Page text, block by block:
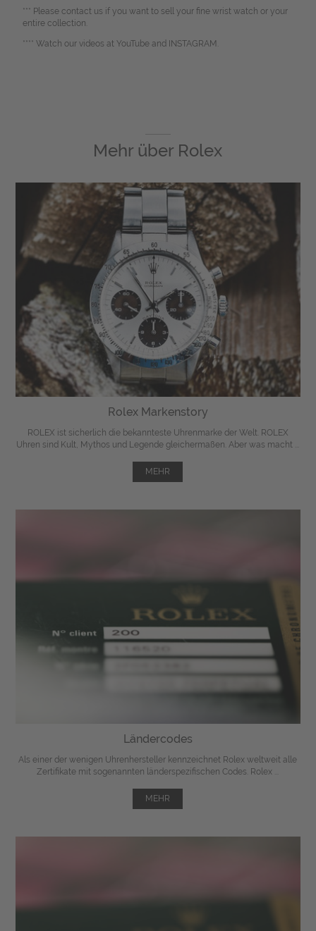
*** Please contact us if you want to sell your fine wrist watch or your
entire collection.
**** Watch our videos at YouTube and INSTAGRAM.
Mehr über Rolex
Rolex Markenstory
ROLEX ist sicherlich die bekannteste Uhrenmarke der Welt. ROLEX
Uhren sind Kult, Mythos und Legende gleichermaßen. Aber was macht ...
MEHR
Ländercodes
Als einer der wenigen Uhrenhersteller kennzeichnet Rolex weltweit alle
Zertifikate mit sogenannten länderspezifischen Codes. Rolex ...
MEHR